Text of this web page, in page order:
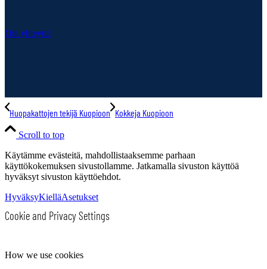
Ota yhteyttä
Huopakattojen tekijä Kuopioon Kokkeja Kuopioon
Scroll to top
Käytämme evästeitä, mahdollistaaksemme parhaan
käyttökokemuksen sivustollamme. Jatkamalla sivuston käyttöä
hyväksyt sivuston käyttöehdot.
HyväksyKielläAsetukset
Cookie and Privacy Settings
How we use cookies